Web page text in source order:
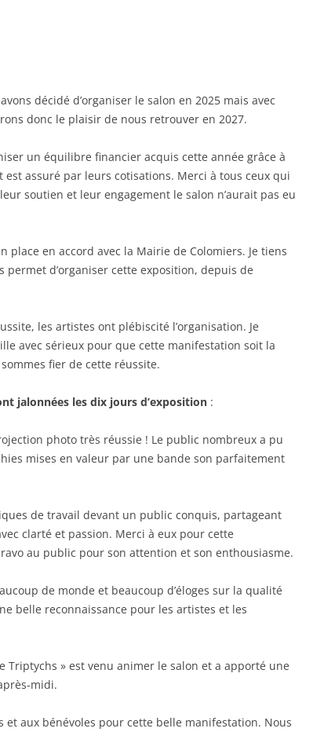
décidé d’organiser le salon en 2025 mais avec
donc le plaisir de nous retrouver en 2027.
un équilibre financier acquis cette année grâce à
est assuré par leurs cotisations. Merci à tous ceux qui
soutien et leur engagement le salon n’aurait pas eu
place en accord avec la Mairie de Colomiers. Je tiens
d’organiser cette exposition, depuis de
les artistes ont plébiscité l’organisation. Je
avec sérieux pour que cette manifestation soit la
fier de cette réussite.
jalonnées les dix jours d’exposition :
photo très réussie ! Le public nombreux a pu
mises en valeur par une bande son parfaitement
de travail devant un public conquis, partageant
clarté et passion. Merci à eux pour cette
au public pour son attention et son enthousiasme.
de monde et beaucoup d’éloges sur la qualité
belle reconnaissance pour les artistes et les
Triptychs » est venu animer le salon et a apporté une
midi.
et aux bénévoles pour cette belle manifestation. Nous